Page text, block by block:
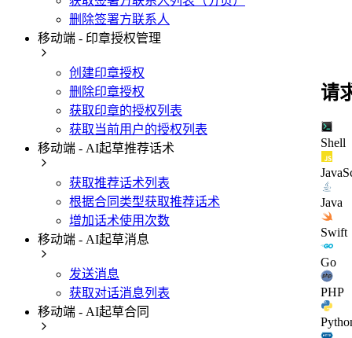
删除签署方联系人
移动端 - 印章授权管理
创建印章授权
删除印章授权
获取印章的授权列表
获取当前用户的授权列表
移动端 - AI起草推荐话术
获取推荐话术列表
根据合同类型获取推荐话术
增加话术使用次数
移动端 - AI起草消息
发送消息
获取对话消息列表
移动端 - AI起草合同
请
Shell
Java
Swift
Go
PHP